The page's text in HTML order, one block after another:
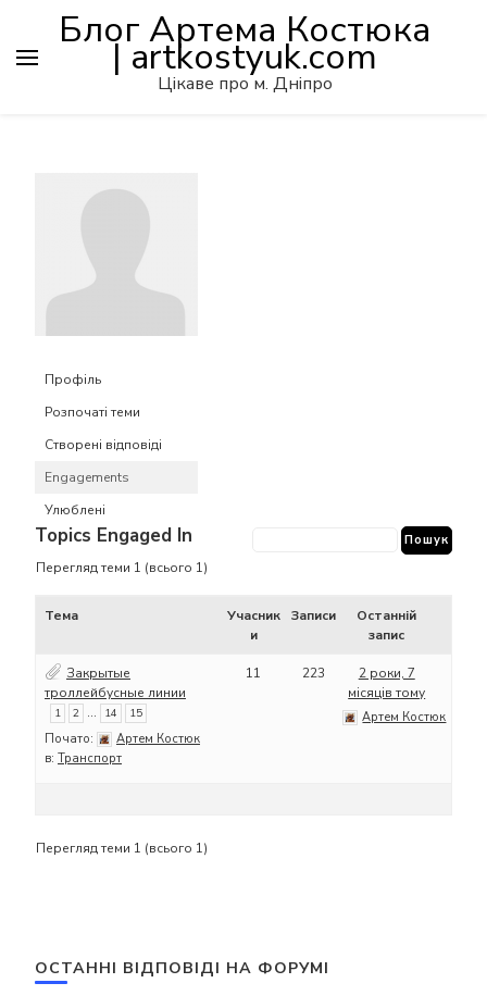
Блог Артема Костюка
| artkostyuk.com
Цікаве про м. Дніпро
Профіль
Розпочаті теми
Створені відповіді
Engagements
Улюблені
Topics Engaged In
Перегляд теми 1 (всього 1)
Тема
Учасник
и
Записи
Останній
запис
Закрытые
троллейбусные линии
1 2 … 14 15
Почато:
Артем Костюк
в: Транспорт
11 223
2 роки, 7
місяців тому
Артем Костюк
Перегляд теми 1 (всього 1)
ОСТАННІ ВІДПОВІДІ НА ФОРУМІ